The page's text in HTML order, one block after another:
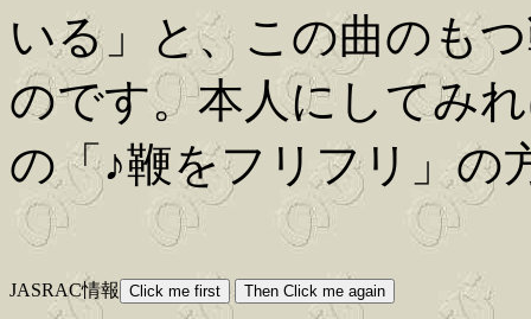
いる」と、この曲のも
のです。本人にしてみ
の「♪鞭をフリフリ」の
JASRAC情報